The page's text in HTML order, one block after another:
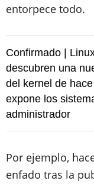
entorpece todo.
Confirmado |
descubren una
del kernel de
expone los
administrador
Por ejemplo,
enfado tras la